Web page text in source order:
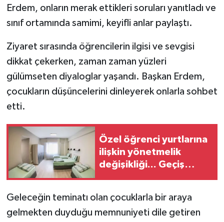
Erdem, onların merak ettikleri soruları yanıtladı ve
sınıf ortamında samimi, keyifli anlar paylaştı.
Ziyaret sırasında öğrencilerin ilgisi ve sevgisi
dikkat çekerken, zaman zaman yüzleri
gülümseten diyaloglar yaşandı. Başkan Erdem,
çocukların düşüncelerini dinleyerek onlarla sohbet
etti.
Özel öğrenci yurtlarına
ilişkin yönetmelik
değişikliği... Geçiş
Geleceğin teminatı olan çocuklarla bir araya
gelmekten duyduğu memnuniyeti dile getiren